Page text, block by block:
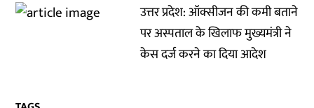
उत्तर प्रदेश: ऑक्सीजन की कमी बताने
पर अस्पताल के खिलाफ मुख्यमंत्री ने
केस दर्ज करने का दिया आदेश